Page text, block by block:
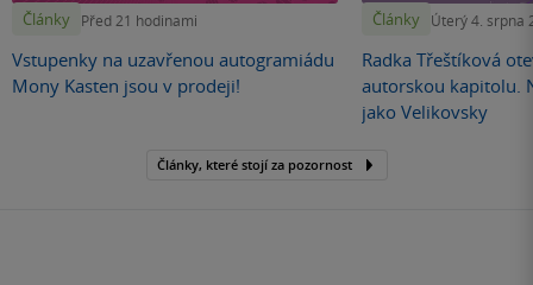
Články Před 21 hodinami
Vstupenky na uzavřenou autogramiádu
Mony Kasten jsou v prodeji!
Články Úterý 4. srpna
Radka Třeštíková
autorskou kapitolu.
jako Velikovsky
Články, které stojí za pozornost